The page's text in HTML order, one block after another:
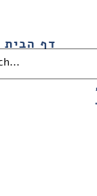
דף הבית